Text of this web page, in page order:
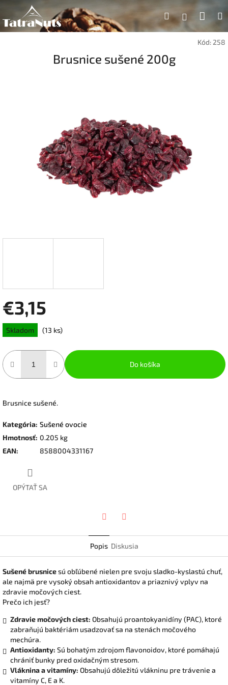
obsah
Hľadať
Kód: 258
Brusnice sušené 200g
€3,15
Jednotková
cena:
Skladom (13 ks)
Do košíka
Brusnice sušené.
Kategória: Sušené ovocie
Hmotnosť: 0.205 kg
EAN: 8588004331167
OPÝTAŤ SA
Popis Diskusia
Sušené brusnicesú obľúbené nielen pre svoju sladko-kyslastú chuť,
ale najmä pre vysoký obsah antioxidantov a priaznivý vplyv na
zdravie močových ciest.
Prečo ich jesť?
Zdravie močových ciest: Obsahujú proantokyanidíny (PAC), ktoré
zabraňujú baktériám usadzovať sa na stenách močového
mechúra.
Antioxidanty: Sú bohatým zdrojom flavonoidov, ktoré pomáhajú
chrániť bunky pred oxidačným stresom.
Vláknina a vitamíny: Obsahujú dôležitú vlákninu pre trávenie a
vitamíny C, E a K.